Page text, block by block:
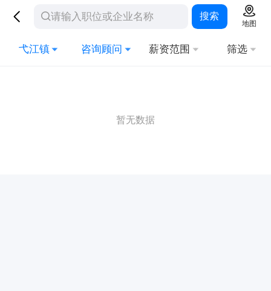
搜索
地图
弋江镇 咨询顾问 薪资范围 筛选
暂无数据